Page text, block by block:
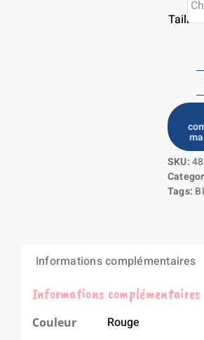
Taille
SKU:
Tags:
Informations complémentaires
Informations complémentaires
Couleur Rouge